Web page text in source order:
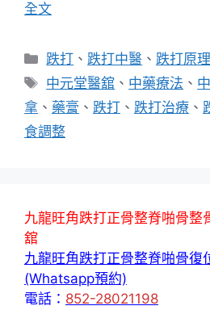
全文
分
類
跌打 、跌打中醫 、跌打原理
標
籤
中元堂醫舘 、 中藥療法 、
拿 、 藥膏 、 跌打 、 跌打治療 、
食調整
九龍旺角跌打正骨整脊啪骨整
舘
九龍旺角跌打正骨整脊啪骨復
(Whatsapp預約)
電話： 852-28021198